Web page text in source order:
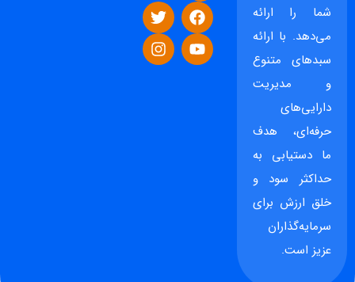
شما را ارائه
می‌دهد. با ارائه
سبدهای متنوع
و مدیریت
دارایی‌های
حرفه‌ای، هدف
ما دستیابی به
حداکثر سود و
خلق ارزش برای
سرمایه‌گذاران
عزیز است.